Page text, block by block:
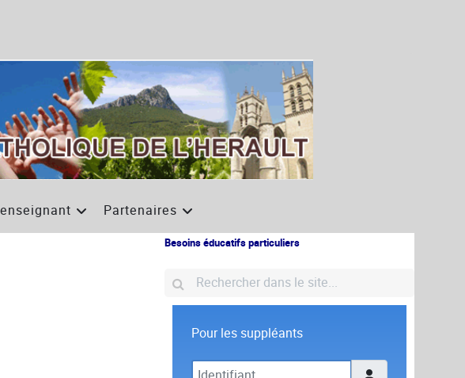
Partenaires
Besoins éducatifs particuliers
Pour les suppléants
Identifiant